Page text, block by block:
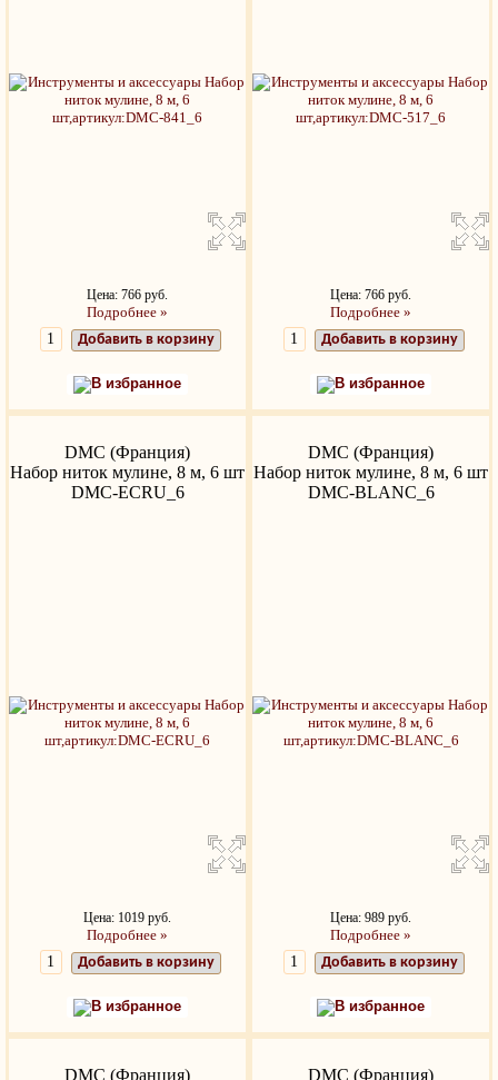
Цена: 766 руб.
Подробнее »
Добавить в корзину
В избранное
Цена: 766 руб.
Подробнее »
Добавить в корзину
В избранное
DMC (Франция)
Набор ниток мулине, 8 м, 6 шт
DMC-ECRU_6
Цена: 1019 руб.
Подробнее »
Добавить в корзину
В избранное
DMC (Франция)
Набор ниток мулине, 8 м, 6 шт
DMC-BLANC_6
Цена: 989 руб.
Подробнее »
Добавить в корзину
В избранное
DMC (Франция) DMC (Франция)